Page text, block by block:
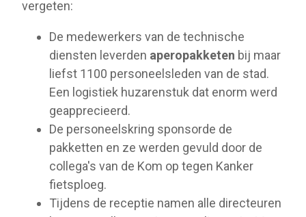
vergeten:
De medewerkers van de technische
diensten leverden aperopakketen bij maar
liefst 1100 personeelsleden van de stad.
Een logistiek huzarenstuk dat enorm werd
geapprecieerd.
De personeelskring sponsorde de
pakketten en ze werden gevuld door de
collega's van de Kom op tegen Kanker
fietsploeg.
Tijdens de receptie namen alle directeuren